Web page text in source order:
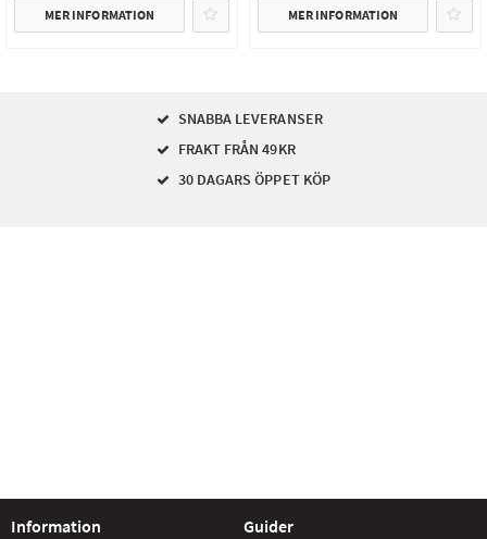
MER INFORMATION MER INFORMATION
SNABBA LEVERANSER
FRAKT FRÅN 49KR
30 DAGARS ÖPPET KÖP
Information Guider